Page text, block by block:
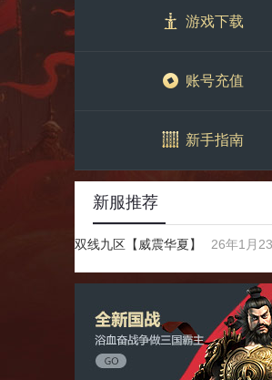
游戏下载
账号充值
新手指南
新服推荐
双线九区【威震华夏】 26年1月